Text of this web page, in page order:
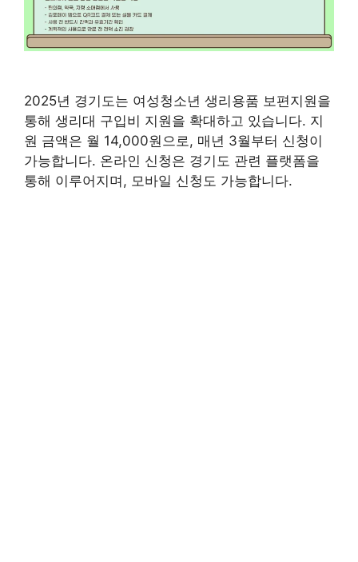
2025년 경기도는 여성청소년 생리용품 보편지원을
통해 생리대 구입비 지원을 확대하고 있습니다. 지
원 금액은 월 14,000원으로, 매년 3월부터 신청이
가능합니다. 온라인 신청은 경기도 관련 플랫폼을
통해 이루어지며, 모바일 신청도 가능합니다.